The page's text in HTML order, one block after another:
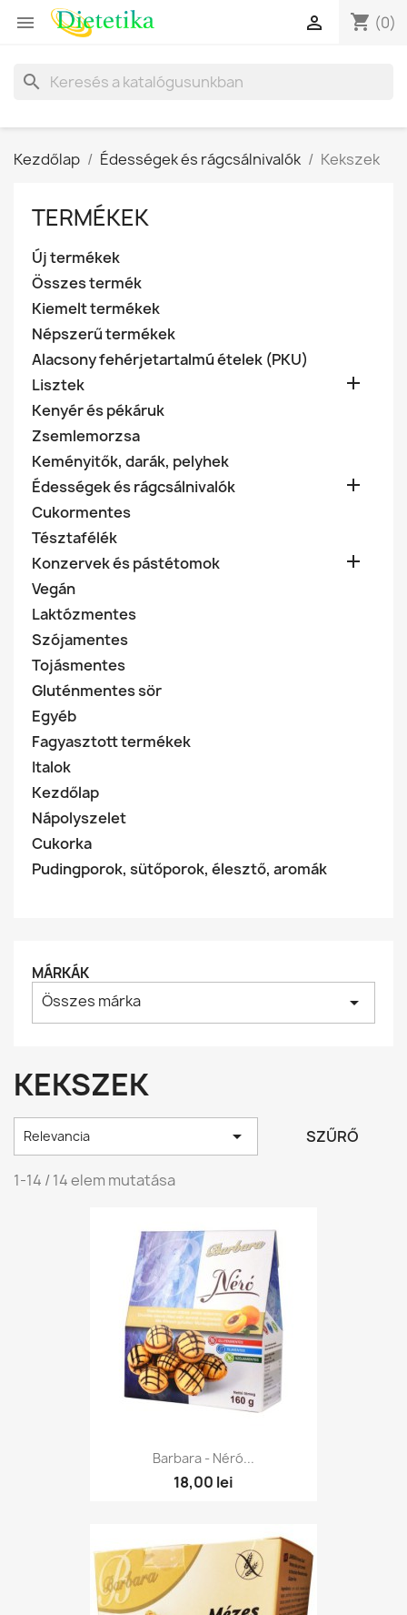
 shopping_cart (0)

search
Kezdőlap Édességek és rágcsálnivalók Kekszek
TERMÉKEK
Új termékek
Összes termék
Kiemelt termékek
Népszerű termékek
Alacsony fehérjetartalmú ételek (PKU)
Lisztek

Kenyér és pékáruk
Zsemlemorzsa
Keményitők, darák, pelyhek
Édességek és rágcsálnivalók

Cukormentes
Tésztafélék
Konzervek és pástétomok

Vegán
Laktózmentes
Szójamentes
Tojásmentes
Gluténmentes sör
Egyéb
Fagyasztott termékek
Italok
Kezdőlap
Nápolyszelet
Cukorka
Pudingporok, sütőporok, élesztő, aromák
MÁRKÁK
Összes márka arrow_drop_down
KEKSZEK
Relevancia  SZŰRŐ
1-14 / 14 elem mutatása
Barbara - Néró...
18,00 lei